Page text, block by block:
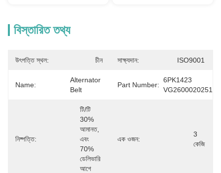
বিস্তারিত তথ্য
উৎপত্তি স্থল: চীন সাক্ষ্যদান: ISO9001
Name:
Alternator
Belt
Part Number:
6PK1423
VG2600020251
নিষ্পত্তি:
টি/টি
30%
আমানত,
এবং
70%
ডেলিভারি
আগে
এক ওজন:
3
কেজি